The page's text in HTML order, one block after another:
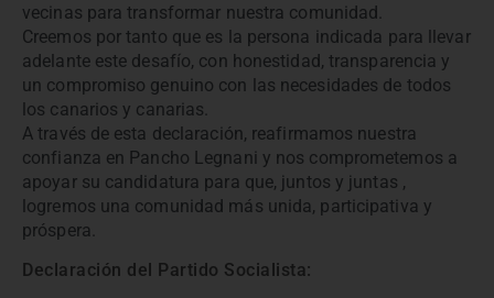
vecinas para transformar nuestra comunidad.
Creemos por tanto que es la persona indicada para llevar
adelante este desafío, con honestidad, transparencia y
un compromiso genuino con las necesidades de todos
los canarios y canarias.
A través de esta declaración, reafirmamos nuestra
confianza en Pancho Legnani y nos comprometemos a
apoyar su candidatura para que, juntos y juntas ,
logremos una comunidad más unida, participativa y
próspera.
Declaración del Partido Socialista: